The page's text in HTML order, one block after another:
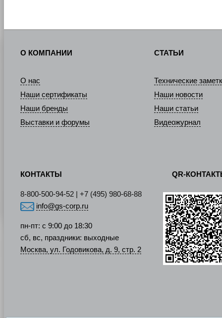
О КОМПАНИИ
О нас
Наши сертификаты
Наши бренды
Выставки и форумы
СТАТЬИ
Технические
Наши новости
Наши статьи
Видеожурнал
КОНТАКТЫ
8-800-500-94-52 | +7 (495) 980-68-88
info@gs-corp.ru
пн-пт: с 9:00 до 18:30
сб, вс, праздники: выходные
Москва, ул. Годовикова, д. 9, стр. 2
QR-